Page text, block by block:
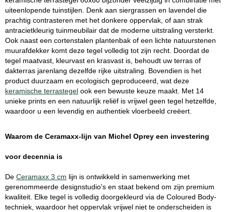
uiteenlopende tuinstijlen. Denk aan siergrassen en lavendel die
prachtig contrasteren met het donkere oppervlak, of aan strak
antracietkleurig tuinmeubilair dat de moderne uitstraling versterkt.
Ook naast een cortenstalen plantenbak of een lichte natuurstenen
muurafdekker komt deze tegel volledig tot zijn recht. Doordat de
tegel maatvast, kleurvast en krasvast is, behoudt uw terras of
dakterras jarenlang dezelfde rijke uitstraling. Bovendien is het
product duurzaam en ecologisch geproduceerd, wat deze
keramische terrastegel ook een bewuste keuze maakt. Met 14
unieke prints en een natuurlijk reliëf is vrijwel geen tegel hetzelfde,
waardoor u een levendig en authentiek vloerbeeld creëert.
Waarom de Ceramaxx-lijn van Michel Oprey een investering
voor decennia is
De Ceramaxx 3 cm lijn is ontwikkeld in samenwerking met
gerenommeerde designstudio's en staat bekend om zijn premium
kwaliteit. Elke tegel is volledig doorgekleurd via de Coloured Body-
techniek, waardoor het oppervlak vrijwel niet te onderscheiden is